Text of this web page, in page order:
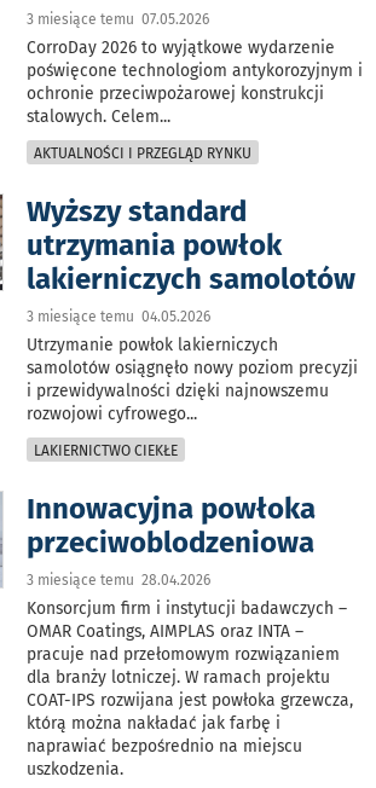
3 miesiące temu 07.05.2026
CorroDay 2026 to wyjątkowe wydarzenie
poświęcone technologiom antykorozyjnym i
ochronie przeciwpożarowej konstrukcji
stalowych. Celem...
AKTUALNOŚCI I PRZEGLĄD RYNKU
Wyższy standard
utrzymania powłok
lakierniczych samolotów
3 miesiące temu 04.05.2026
Utrzymanie powłok lakierniczych
samolotów osiągnęło nowy poziom precyzji
i przewidywalności dzięki najnowszemu
rozwojowi cyfrowego...
LAKIERNICTWO CIEKŁE
Innowacyjna powłoka
przeciwoblodzeniowa
3 miesiące temu 28.04.2026
Konsorcjum firm i instytucji badawczych –
OMAR Coatings, AIMPLAS oraz INTA –
pracuje nad przełomowym rozwiązaniem
dla branży lotniczej. W ramach projektu
COAT-IPS rozwijana jest powłoka grzewcza,
którą można nakładać jak farbę i
naprawiać bezpośrednio na miejscu
uszkodzenia.